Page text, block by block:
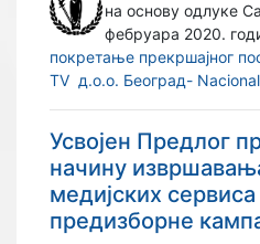
на основу одлуке
фебруара 2020.
покретање прекршајног
TV д.о.о. Београд-
Усвојен Предлог
начину
медијских
предизборне